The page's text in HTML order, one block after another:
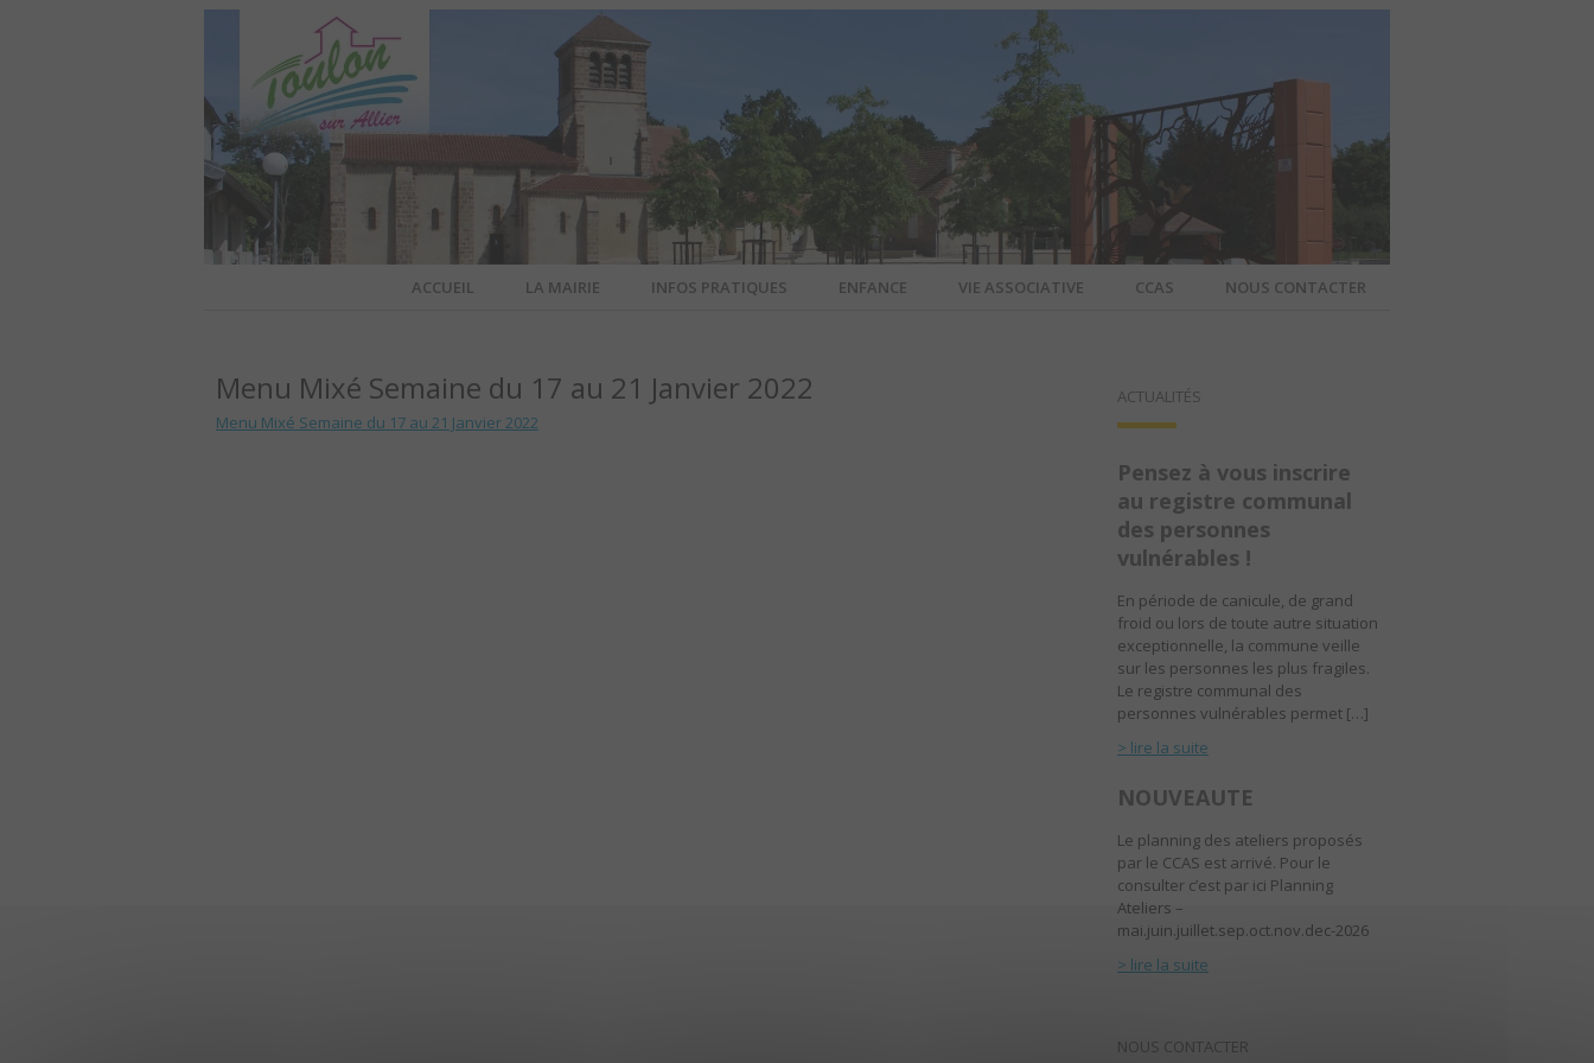
TOULON-SUR-ALLIER – SITE
OFFICIEL DE LA COMMUNE
ACCUEIL LA MAIRIE INFOS PRATIQUES ENFANCE VIE ASSOCIATIVE CCAS NOUS CONTACTER
Menu Mixé Semaine du 17 au 21 Janvier 2022
Menu Mixé Semaine du 17 au 21 Janvier 2022
ACTUALITÉS
Pensez à vous inscrire
au registre communal
des personnes
vulnérables !
En période de canicule, de grand
froid ou lors de toute autre situation
exceptionnelle, la commune veille
sur les personnes les plus fragiles.
Le registre communal des
personnes vulnérables permet […]
> lire la suite
NOUVEAUTE
Le planning des ateliers proposés
par le CCAS est arrivé. Pour le
consulter c’est par ici Planning
Ateliers –
mai.juin.juillet.sep.oct.nov.dec-2026
> lire la suite
NOUS CONTACTER